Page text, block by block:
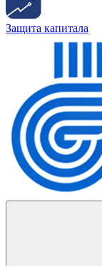
Защита капитала